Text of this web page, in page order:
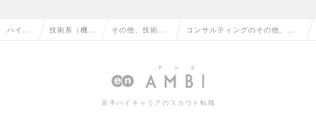
ハイク 技術系（機 その他、技術系
ロ・自動車）
コンサルティングのその他、技
車）の転職・求人情報一覧
若手ハイキャリアのスカウト転職